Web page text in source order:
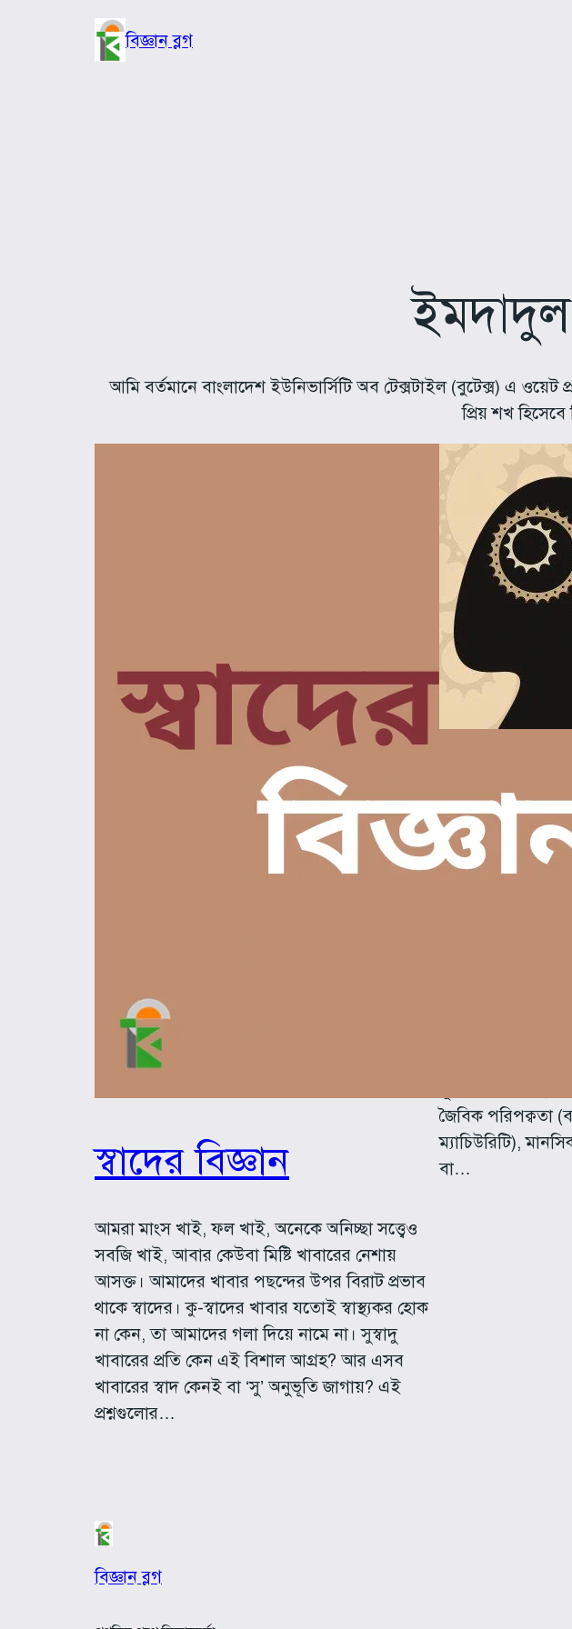
বিজ্ঞান ব্লগ
আমি বর্তমানে বাংলাদেশ ইউনিভার্সিটি অব টেক্সটাইল (বুটেক্স) এ ওয়েট
প্রিয় শখ
স্বাদের বিজ্ঞান
আমরা মাংস খাই, ফল খাই, অনেকে অনিচ্ছা সত্ত্বেও
সবজি খাই, আবার কেউবা মিষ্টি খাবারের নেশায়
আসক্ত। আমাদের খাবার পছন্দের উপর বিরাট প্রভাব
থাকে স্বাদের। কু-স্বাদের খাবার যতোই স্বাস্থ্যকর হোক
না কেন, তা আমাদের গলা দিয়ে নামে না। সুস্বাদু
খাবারের প্রতি কেন এই বিশাল আগ্রহ? আর এসব
খাবারের স্বাদ কেনই বা ‘সু’ অনুভূতি জাগায়? এই
প্রশ্নগুলোর…
মেয়েরা
তুলনায়
আমাদের মধ্যে
একইবয়সের ছেলে-
মানসিকভাবে বেশি
বলতে সাধারণত
(সাইকোলজিক্যাল
ম্যাচিউরিটিকে
বয়ঃসন্ধির সময়
জৈবিক পরিপক্বতা
ম্যাচিউরিটি),
বা…
বিজ্ঞান ব্লগ